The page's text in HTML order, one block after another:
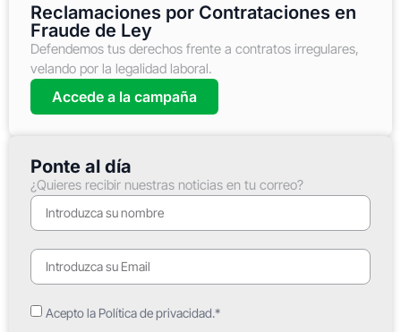
Reclamaciones por Contrataciones en
Fraude de Ley
Defendemos tus derechos frente a contratos irregulares,
velando por la legalidad laboral.
Accede a la campaña
Ponte al día
¿Quieres recibir nuestras noticias en tu correo?
Acepto la Política de privacidad.*